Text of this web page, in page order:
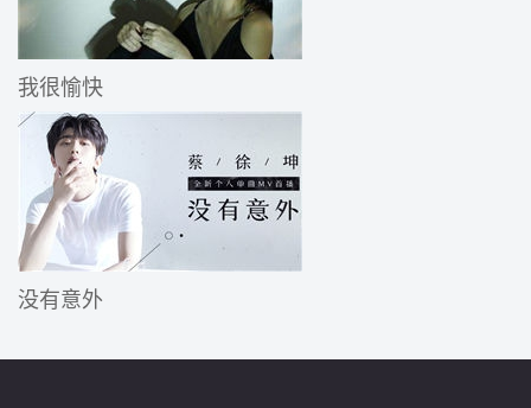
我很愉快
没有意外